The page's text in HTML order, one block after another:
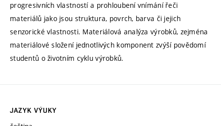
progresivních vlastností a prohloubení vnímání řeči
materiálů jako jsou struktura, povrch, barva či jejich
senzorické vlastnosti. Materiálová analýza výrobků, zejména
materiálové složení jednotlivých komponent zvýší povědomí
studentů o životním cyklu výrobků.
JAZYK VÝUKY